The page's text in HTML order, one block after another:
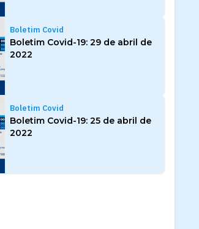
Boletim Covid
Boletim Covid-19: 29 de abril de
2022
Boletim Covid
Boletim Covid-19: 25 de abril de
2022